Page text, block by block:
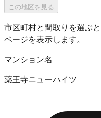
この地区を見る
市区町村と間取りを選ぶ
ページを表示します。
マンション名
薬王寺ニューハイツ